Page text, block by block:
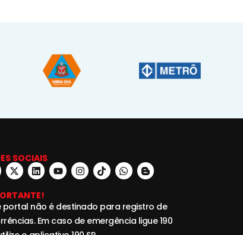
SOCIAIS
portal não é destinado para registro de
Em caso de emergência ligue 190